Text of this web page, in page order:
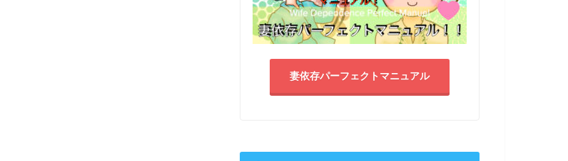
妻依存パーフェクトマニュアル